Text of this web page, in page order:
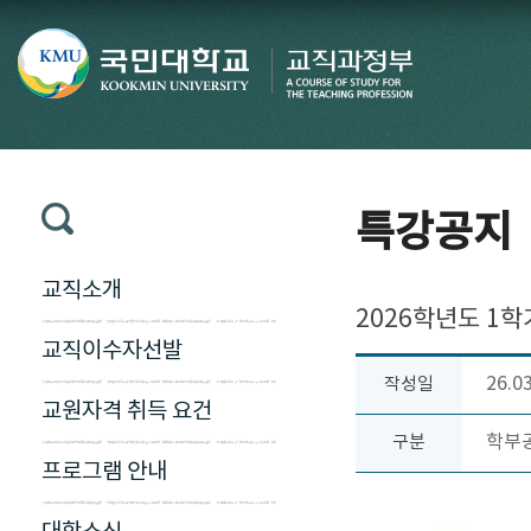
교직소개
교직이수자선발
교원자격 취득 요건
프로그램 안내
특강공지
2026학년도 1학
작성일
구분 학부